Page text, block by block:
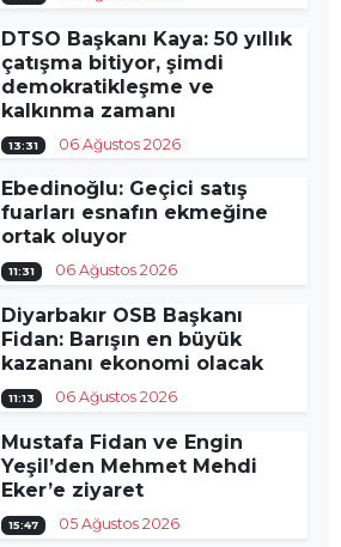
DTSO Başkanı Kaya: 50 yıllık
çatışma bitiyor, şimdi
demokratikleşme ve
kalkınma zamanı
13:31 06 Ağustos 2026
Ebedinoğlu: Geçici satış
fuarları esnafın ekmeğine
ortak oluyor
11:31 06 Ağustos 2026
Diyarbakır OSB Başkanı
Fidan: Barışın en büyük
kazananı ekonomi olacak
11:13 06 Ağustos 2026
Mustafa Fidan ve Engin
Yeşil’den Mehmet Mehdi
Eker’e ziyaret
15:47 05 Ağustos 2026